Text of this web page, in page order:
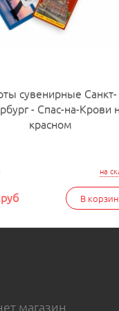
сувенирные Санкт-
- Спас-на-Крови
красном
на
В
магазин